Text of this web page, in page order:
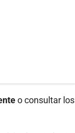
o consultar los